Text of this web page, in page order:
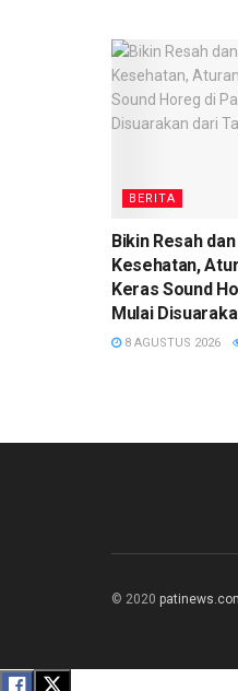
BERITA
Bikin Resah
Kesehatan,
Keras Sound
Mulai
8 AGUSTUS 2026
© 2020